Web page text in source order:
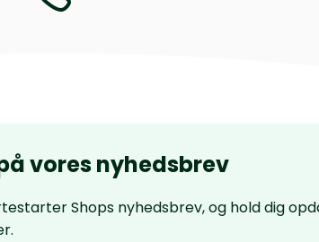
vores nyhedsbrev
Shops nyhedsbrev, og hold dig